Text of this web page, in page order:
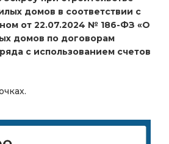
домов в соответствии с
от 22.07.2024 № 186-ФЗ «О
домов по договорам
с использованием счетов